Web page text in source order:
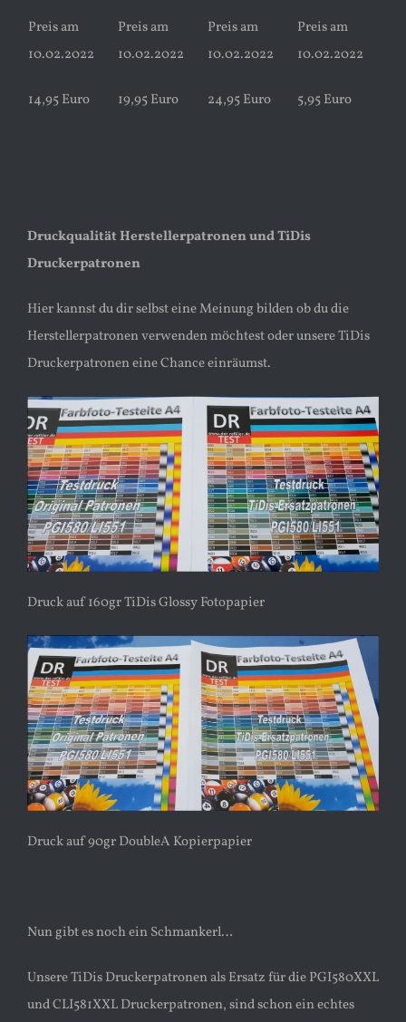
Preis am
10.02.2022
14,95 Euro
Preis am
10.02.2022
19,95 Euro
Preis am
10.02.2022
24,95 Euro
Preis am
10.02.2022
5,95 Euro
Druckqualität Herstellerpatronen und TiDis
Druckerpatronen
Hier kannst du dir selbst eine Meinung bilden ob du die
Herstellerpatronen verwenden möchtest oder unsere TiDis
Druckerpatronen eine Chance einräumst.
Druck auf 160gr TiDis Glossy Fotopapier
Druck auf 90gr DoubleA Kopierpapier
Nun gibt es noch ein Schmankerl…
Unsere TiDis Druckerpatronen als Ersatz für die PGI580XXL
und CLI581XXL Druckerpatronen, sind schon ein echtes